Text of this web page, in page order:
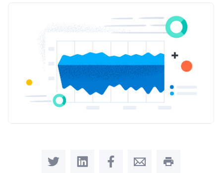
Share on TwitterShare on LinkedIn
Share on Facebook
Share by Email
Print this